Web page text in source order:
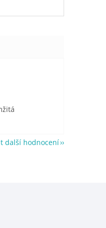
je 5 z 5 hvězdiček.
další hodnocení